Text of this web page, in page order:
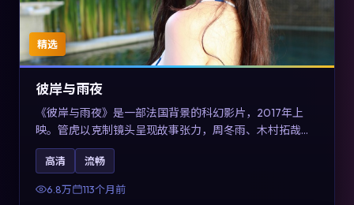
精选
彼岸与雨夜
《彼岸与雨夜》是一部法国背景的科幻影片，2017年上
映。管虎以克制镜头呈现故事张力，周冬雨、木村拓哉与
张震的对手戏可圈可点。剧情层面在真实历史背景下虚构
一段跨国追寻之旅，对关注导演风格与演员阵容的观众具
有检索与收藏价值。
高清 流畅
6.8万 113个月前